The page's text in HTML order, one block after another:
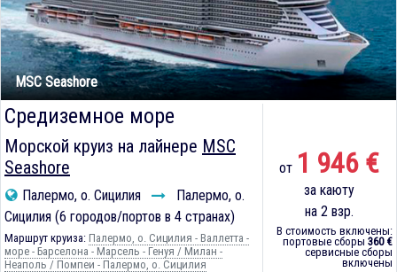
MSC Seashore
Средиземное море
Морской круиз на лайнере MSC
Seashore
Палермо, о. Сицилия
Палермо, о.
Сицилия (6 городов/портов в 4 странах)
Маршрут круиза: Палермо, о. Сицилия - Валлетта -
море - Барселона - Марсель - Генуя / Милан -
Неаполь / Помпеи - Палермо, о. Сицилия
от 1 946 €
за каюту
на 2 взр.
В стоимость включены:
портовые сборы 360 €
сервисные сборы
включены